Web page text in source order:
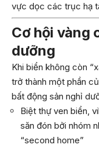
vực dọc các trục hạ
Cơ hội vàng
dưỡng
Khi biển không còn
trở thành một phần
bất động sản nghỉ
Biệt thự ven biển,
săn đón bởi nhóm
“second home”